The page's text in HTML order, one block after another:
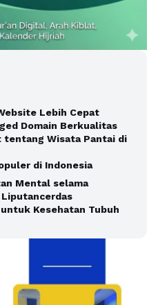
Lebih Cepat
Domain Berkualitas
tentang Wisata Pantai di
di Indonesia
Mental selama
Kesehatan Tubuh